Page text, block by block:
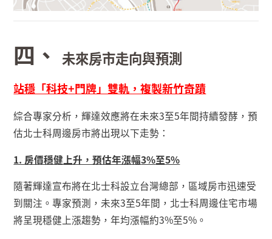
四、 未來房市走向與預測
站穩「科技+門牌」雙軌，複製新竹奇蹟
綜合專家分析，輝達效應將在未來3至5年間持續發酵，預
估北士科周邊房市將出現以下走勢：
1. 房價穩健上升，預估年漲幅3%至5%
隨著輝達宣布將在北士科設立台灣總部，區域房市迅速受
到關注。專家預測，未來3至5年間，北士科周邊住宅市場
將呈現穩健上漲趨勢，年均漲幅約3%至5% 。